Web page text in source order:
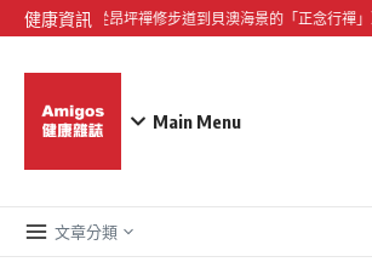
Skip to content
健康資訊
微度假：從昂坪禪修步道到貝澳海景的「正念行禪」》
Main Menu
文章分類